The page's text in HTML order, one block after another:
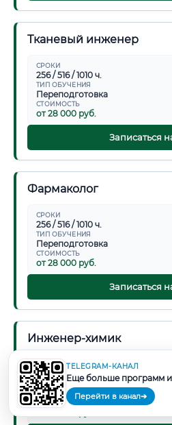
Тканевый инженер
СРОКИ
256 / 516 / 1010 ч.
ТИП ОБУЧЕНИЯ
Переподготовка
СТОИМОСТЬ
от 28 000 руб.
Записаться
Фармаколог
СРОКИ
256 / 516 / 1010 ч.
ТИП ОБУЧЕНИЯ
Переподготовка
СТОИМОСТЬ
от 28 000 руб.
Записаться
Инженер-химик
СРОКИ
256 / 516 / 1010 ч.
ТИП ОБУЧЕНИЯ
Переподготовка
СТОИМОСТЬ
TELEGRAM-КАНАЛ
Еще больше программ
Перейти в канал➔